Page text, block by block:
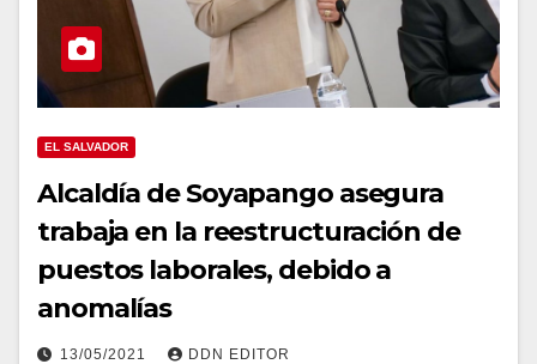
EL SALVADOR
Alcaldía de Soyapango asegura
trabaja en la reestructuración de
puestos laborales, debido a
anomalías
13/05/2021 DDN EDITOR